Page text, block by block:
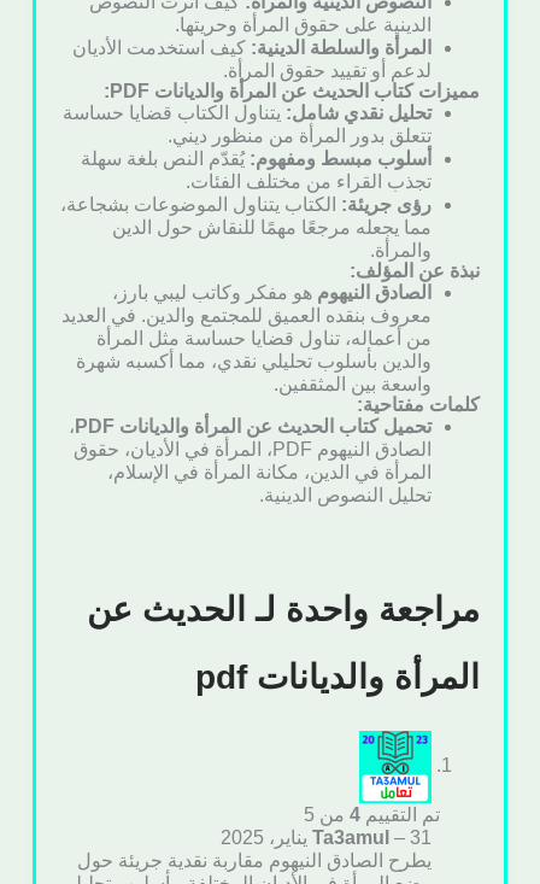
الدينية على حقوق المرأة وحريتها.
المرأة والسلطة الدينية: كيف استخدمت الأديان
لدعم أو تقييد حقوق المرأة.
مميزات كتاب الحديث عن المرأة والديانات PDF:
تحليل نقدي شامل: يتناول الكتاب قضايا حساسة
تتعلق بدور المرأة من منظور ديني.
أسلوب مبسط ومفهوم: يُقدّم النص بلغة سهلة
تجذب القراء من مختلف الفئات.
رؤى جريئة: الكتاب يتناول الموضوعات بشجاعة،
مما يجعله مرجعًا مهمًا للنقاش حول الدين
والمرأة.
نبذة عن المؤلف:
الصادق النيهوم هو مفكر وكاتب ليبي بارز،
معروف بنقده العميق للمجتمع والدين. في العديد
من أعماله، تناول قضايا حساسة مثل المرأة
والدين بأسلوب تحليلي نقدي، مما أكسبه شهرة
واسعة بين المثقفين.
كلمات مفتاحية:
تحميل كتاب الحديث عن المرأة والديانات PDF
،
الصادق النيهوم PDF، المرأة في الأديان، حقوق
المرأة في الدين، مكانة المرأة في الإسلام،
تحليل النصوص الدينية.
مراجعة واحدة لـ الحديث عن
المرأة والديانات pdf
تم التقييم4 من 5
Ta3amul– 31 يناير، 2025
يطرح الصادق النيهوم مقاربة نقدية جريئة حول